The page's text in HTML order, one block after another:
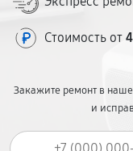
Стоимость от
Закажите ремонт в
и